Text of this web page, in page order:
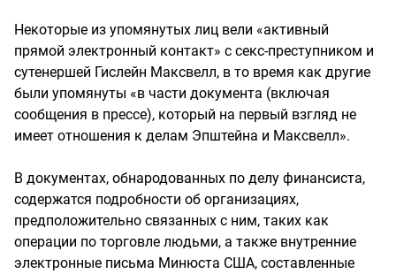
Некоторые из упомянутых лиц вели «активный
прямой электронный контакт» с секс-преступником и
сутенершей Гислейн Максвелл, в то время как другие
были упомянуты «в части документа (включая
сообщения в прессе), который на первый взгляд не
имеет отношения к делам Эпштейна и Максвелл».
В документах, обнародованных по делу финансиста,
содержатся подробности об организациях,
предположительно связанных с ним, таких как
операции по торговле людьми, а также внутренние
электронные письма Минюста США, составленные